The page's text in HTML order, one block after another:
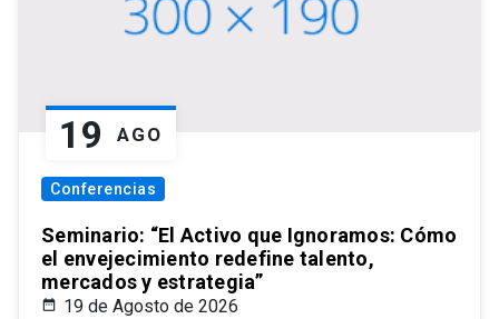
19 AGO
Conferencias
Seminario: “El Activo que Ignoramos: Cómo
el envejecimiento redefine talento,
mercados y estrategia”
19 de Agosto de 2026